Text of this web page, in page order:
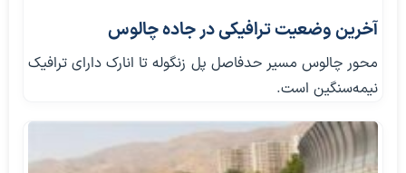
آخرین وضعیت ترافیکی در جاده چالوس
محور چالوس مسیر حدفاصل پل زنگوله تا انارک دارای ترافیک
نیمه‌سنگین است.